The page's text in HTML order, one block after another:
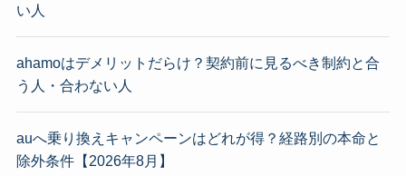
い人
ahamoはデメリットだらけ？契約前に見るべき制約と合
う人・合わない人
auへ乗り換えキャンペーンはどれが得？経路別の本命と
除外条件【2026年8月】